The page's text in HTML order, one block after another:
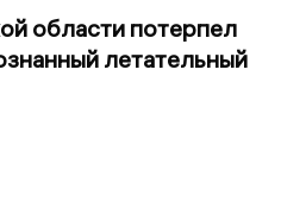
области потерпел
летательный